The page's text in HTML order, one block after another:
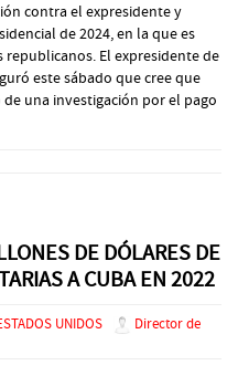
contra el expresidente y
de 2024, en la que es
El expresidente de
este sábado que cree que
una investigación por el pago
DE DÓLARES DE
A CUBA EN 2022
UNIDOS
Director de